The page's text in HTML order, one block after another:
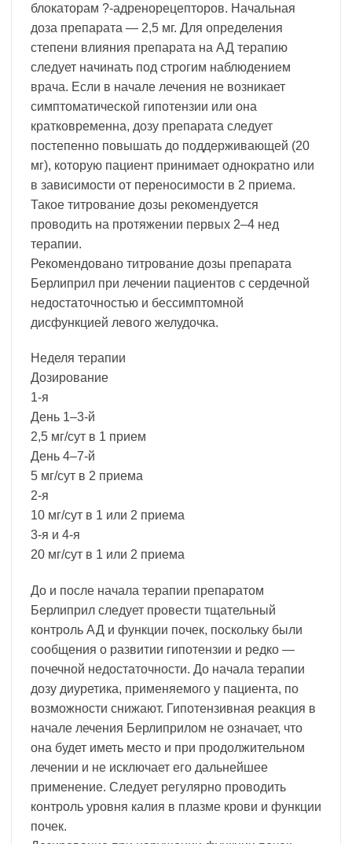
блокаторам ?-адренорецепторов. Начальная
доза препарата — 2,5 мг. Для определения
степени влияния препарата на АД терапию
следует начинать под строгим наблюдением
врача. Если в начале лечения не возникает
симптоматической гипотензии или она
кратковременна, дозу препарата следует
постепенно повышать до поддерживающей (20
мг), которую пациент принимает однократно или
в зависимости от переносимости в 2 приема.
Такое титрование дозы рекомендуется
проводить на протяжении первых 2–4 нед
терапии.
Рекомендовано титрование дозы препарата
Берлиприл при лечении пациентов с сердечной
недостаточностью и бессимптомной
дисфункцией левого желудочка.
Неделя терапии
Дозирование
1-я
День 1–3-й
2,5 мг/сут в 1 прием
День 4–7-й
5 мг/сут в 2 приема
2-я
10 мг/сут в 1 или 2 приема
3-я и 4-я
20 мг/сут в 1 или 2 приема
До и после начала терапии препаратом
Берлиприл следует провести тщательный
контроль АД и функции почек, поскольку были
сообщения о развитии гипотензии и редко —
почечной недостаточности. До начала терапии
дозу диуретика, применяемого у пациента, по
возможности снижают. Гипотензивная реакция в
начале лечения Берлиприлом не означает, что
она будет иметь место и при продолжительном
лечении и не исключает его дальнейшее
применение. Следует регулярно проводить
контроль уровня калия в плазме крови и функции
почек.